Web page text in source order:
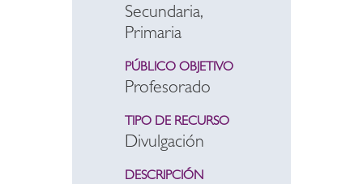
Secundaria,
Primaria
PÚBLICO OBJETIVO
Profesorado
TIPO DE RECURSO
Divulgación
DESCRIPCIÓN